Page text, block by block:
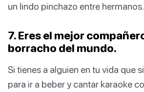
un lindo pinchazo entre hermanos.
7. Eres el mejor
borracho del mundo.
Si tienes a alguien en tu vida que
para ir a beber y cantar karaoke